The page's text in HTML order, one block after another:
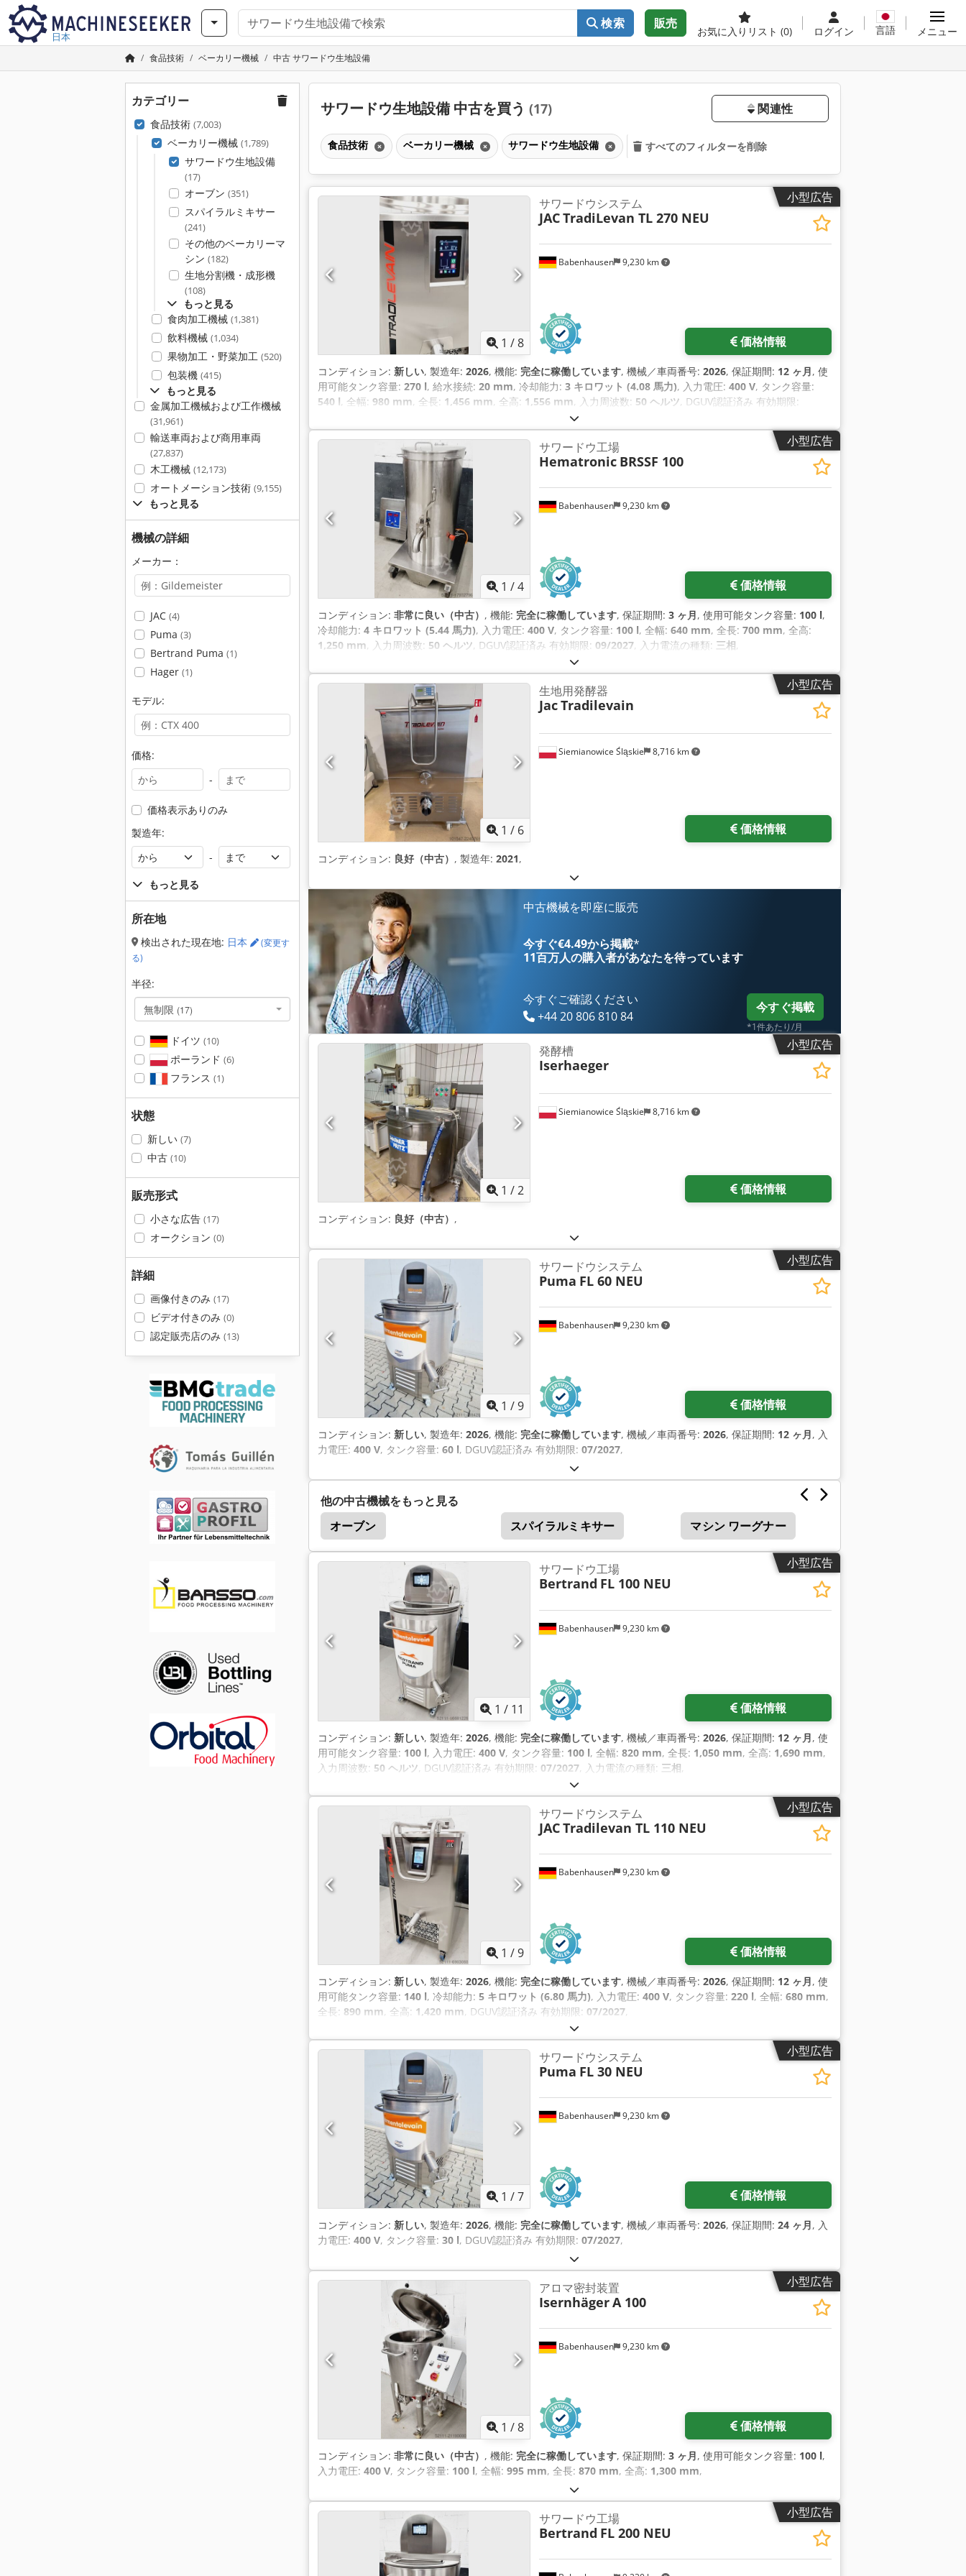
日本
検索 販売
お気に入りリスト (0) ログイン 言語 メニュー
食品技術 ベーカリー機械 中古 サワードウ生地設備
カテゴリー
食品技術 (7,003)
ベーカリー機械 (1,789)
サワードウ生地設備
(17)
オーブン (351)
スパイラルミキサー
(241)
その他のベーカリーマ
シン (182)
生地分割機・成形機
(108)
もっと見る
食肉加工機械 (1,381)
飲料機械 (1,034)
果物加工・野菜加工 (520)
包装機 (415)
もっと見る
金属加工機械および工作機械
(31,961)
輸送車両および商用車両
(27,837)
木工機械 (12,173)
オートメーション技術 (9,155)
もっと見る
機械の詳細
メーカー：
JAC (4)
Puma (3)
Bertrand Puma (1)
Hager (1)
モデル:
価格:
-
価格表示ありのみ
製造年:
-
もっと見る
所在地
検出された現在地: 日本
(変更す
る)
半径:
無制限 (17)
ドイツ (10)
ポーランド (6)
フランス (1)
状態
新しい (7)
中古 (10)
販売形式
小さな広告 (17)
オークション (0)
詳細
画像付きのみ (17)
ビデオ付きのみ (0)
認定販売店のみ (13)
サワードウ生地設備 中古を買う (17) 関連性
食品技術 ベーカリー機械 サワードウ生地設備 すべてのフィルターを削除
小型広告
1 /8
Babenhausen 9,230 km
サワードウシステム
JACTradiLevan TL 270 NEU
価格情報
コンディション: 新しい, 製造年: 2026, 機能: 完全に稼働しています, 機械／車両番号: 2026, 保証期間: 12 ヶ月, 使
用可能タンク容量: 270 l, 給水接続: 20 mm, 冷却能力: 3 キロワット (4.08 馬力), 入力電圧: 400 V, タンク容量:
540 l, 全幅: 980 mm, 全長: 1,456 mm, 全高: 1,556 mm, 入力周波数: 50 ヘルツ, DGUV認証済み 有効期限:
小型広告
1 /4
Babenhausen 9,230 km
サワードウ工場
Hematronic BRSSF 100
価格情報
コンディション: 非常に良い（中古） , 機能: 完全に稼働しています, 保証期間: 3 ヶ月, 使用可能タンク容量: 100 l,
冷却能力: 4 キロワット (5.44 馬力), 入力電圧: 400 V, タンク容量: 100 l, 全幅: 640 mm, 全長: 700 mm, 全高:
1,250 mm, 入力周波数: 50 ヘルツ, DGUV認証済み 有効期限: 09/2027, 入力電流の種類: 三相,
小型広告
1 / 6
Siemianowice Śląskie 8,716 km
生地用発酵器
JacTradilevain
価格情報
コンディション: 良好（中古） , 製造年: 2021,
中古機械を即座に販売
今すぐ€4.49から掲載*
11百万人の購入者があなたを待っています
今すぐご確認ください
+44 20 806 810 84
今すぐ掲載
*1件あたり/月
小型広告
1 /2
Siemianowice Śląskie 8,716 km
発酵槽
Iserhaeger
価格情報
コンディション: 良好（中古） ,
小型広告
1 /9
Babenhausen 9,230 km
サワードウシステム
Puma FL 60 NEU
価格情報
コンディション: 新しい, 製造年: 2026, 機能: 完全に稼働しています, 機械／車両番号: 2026, 保証期間: 12 ヶ月, 入
力電圧: 400 V, タンク容量: 60 l, DGUV認証済み 有効期限: 07/2027,
他の中古機械をもっと見る
オーブン
スパイラルミキサー マシン ワーグナー
小型広告
1 / 11
Babenhausen 9,230 km
サワードウ工場
Bertrand FL 100 NEU
価格情報
コンディション: 新しい, 製造年: 2026, 機能: 完全に稼働しています, 機械／車両番号: 2026, 保証期間: 12 ヶ月, 使
用可能タンク容量: 100 l, 入力電圧: 400 V, タンク容量: 100 l, 全幅: 820 mm, 全長: 1,050 mm, 全高: 1,690 mm,
入力周波数: 50 ヘルツ, DGUV認証済み 有効期限: 07/2027, 入力電流の種類: 三相,
小型広告
1 /9
Babenhausen 9,230 km
サワードウシステム
JACTradilevan TL 110 NEU
価格情報
コンディション: 新しい, 製造年: 2026, 機能: 完全に稼働しています, 機械／車両番号: 2026, 保証期間: 12 ヶ月, 使
用可能タンク容量: 140 l, 冷却能力: 5 キロワット (6.80 馬力), 入力電圧: 400 V, タンク容量: 220 l, 全幅: 680 mm,
全長: 890 mm, 全高: 1,420 mm, DGUV認証済み 有効期限: 07/2027,
小型広告
1 /7
Babenhausen 9,230 km
サワードウシステム
Puma FL 30 NEU
価格情報
コンディション: 新しい, 製造年: 2026, 機能: 完全に稼働しています, 機械／車両番号: 2026, 保証期間: 24 ヶ月, 入
力電圧: 400 V, タンク容量: 30 l, DGUV認証済み 有効期限: 07/2027,
小型広告
1 /8
Babenhausen 9,230 km
アロマ密封装置
IsernhägerA 100
価格情報
コンディション: 非常に良い（中古） , 機能: 完全に稼働しています, 保証期間: 3 ヶ月, 使用可能タンク容量: 100 l,
入力電圧: 400 V, タンク容量: 100 l, 全幅: 995 mm, 全長: 870 mm, 全高: 1,300 mm,
小型広告
サワードウ工場
Bertrand FL 200 NEU